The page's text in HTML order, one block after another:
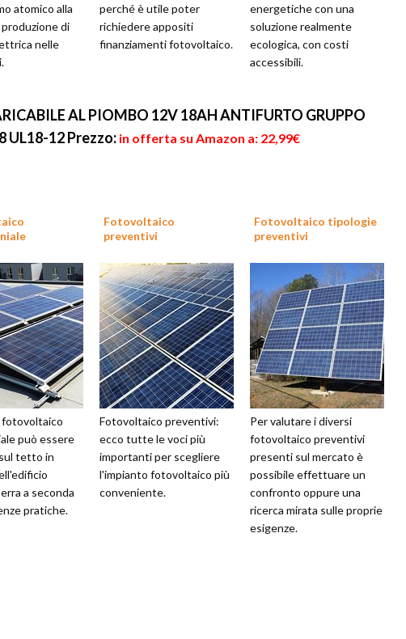
atomico alla
di
nelle
perché è utile poter
richiedere appositi
finanziamenti fotovoltaico.
energetiche con una
soluzione realmente
ecologica, con costi
accessibili.
AL PIOMBO 12V 18AH ANTIFURTO GRUPPO
UL18-12Prezzo: in offerta su Amazon a: 22,99€
fotovoltaico
può essere
tetto in
a seconda
pratiche.
Fotovoltaico
preventivi
Fotovoltaico preventivi:
ecco tutte le voci più
importanti per scegliere
l'impianto fotovoltaico più
conveniente.
Fotovoltaico tipologie
preventivi
Per valutare i diversi
fotovoltaico preventivi
presenti sul mercato è
possibile effettuare un
confronto oppure una
ricerca mirata sulle proprie
esigenze.